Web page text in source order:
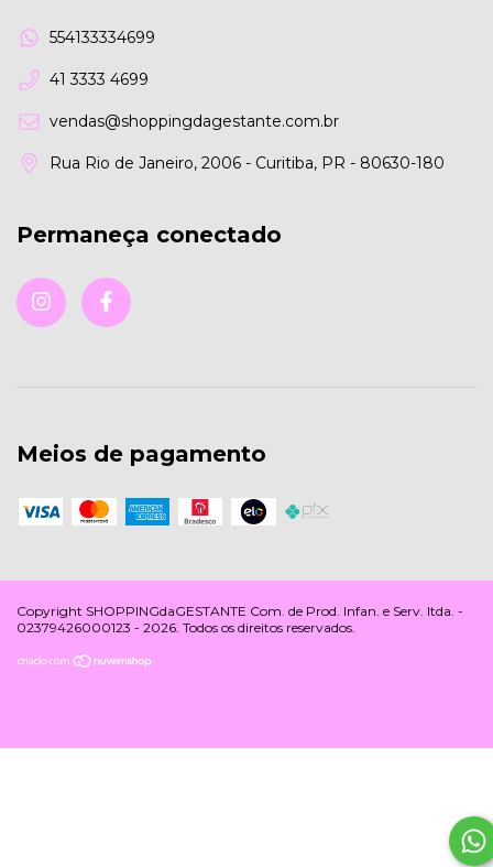
554133334699
41 3333 4699
vendas@shoppingdagestante.com.br
Rua Rio de Janeiro, 2006 - Curitiba, PR - 80630-180
Permaneça conectado
Meios de pagamento
Copyright SHOPPINGdaGESTANTE Com. de Prod. Infan. e Serv. ltda. -
02379426000123 - 2026. Todos os direitos reservados.